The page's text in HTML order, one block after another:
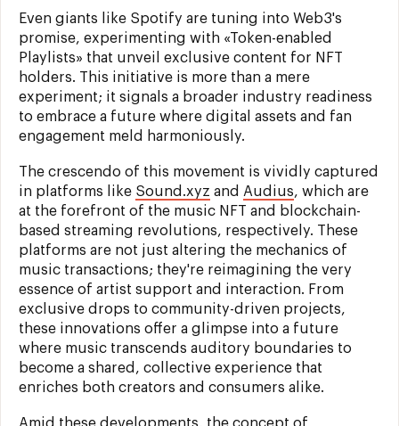
Even giants like Spotify are tuning into Web3's
promise, experimenting with «Token-enabled
Playlists» that unveil exclusive content for NFT
holders. This initiative is more than a mere
experiment; it signals a broader industry readiness
to embrace a future where digital assets and fan
engagement meld harmoniously.
The crescendo of this movement is vividly captured
in platforms like Sound.xyz and Audius, which are
at the forefront of the music NFT and blockchain-
based streaming revolutions, respectively. These
platforms are not just altering the mechanics of
music transactions; they're reimagining the very
essence of artist support and interaction. From
exclusive drops to community-driven projects,
these innovations offer a glimpse into a future
where music transcends auditory boundaries to
become a shared, collective experience that
enriches both creators and consumers alike.